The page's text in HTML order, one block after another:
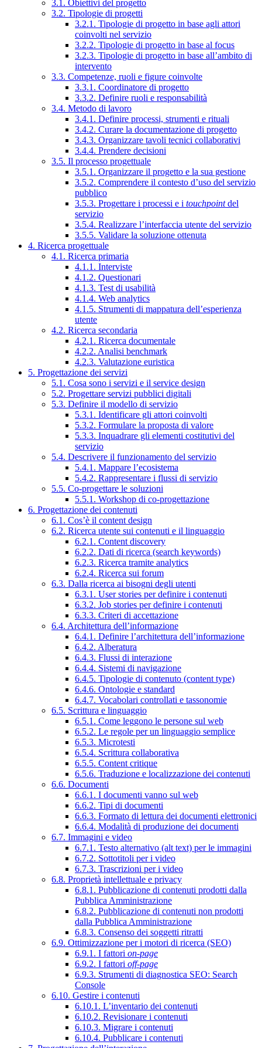
3.1. Obiettivi del progetto
3.2. Tipologie di progetti
3.2.1. Tipologie di progetto in base agli attori
coinvolti nel servizio
3.2.2. Tipologie di progetto in base al focus
3.2.3. Tipologie di progetto in base all’ambito di
intervento
3.3. Competenze, ruoli e figure coinvolte
3.3.1. Coordinatore di progetto
3.3.2. Definire ruoli e responsabilità
3.4. Metodo di lavoro
3.4.1. Definire processi, strumenti e rituali
3.4.2. Curare la documentazione di progetto
3.4.3. Organizzare tavoli tecnici collaborativi
3.4.4. Prendere decisioni
3.5. Il processo progettuale
3.5.1. Organizzare il progetto e la sua gestione
3.5.2. Comprendere il contesto d’uso del servizio
pubblico
3.5.3. Progettare i processi e i touchpointdel
servizio
3.5.4. Realizzare l’interfaccia utente del servizio
3.5.5. Validare la soluzione ottenuta
4. Ricerca progettuale
4.1. Ricerca primaria
4.1.1. Interviste
4.1.2. Questionari
4.1.3. Test di usabilità
4.1.4. Web analytics
4.1.5. Strumenti di mappatura dell’esperienza
utente
4.2. Ricerca secondaria
4.2.1. Ricerca documentale
4.2.2. Analisi benchmark
4.2.3. Valutazione euristica
5. Progettazione dei servizi
5.1. Cosa sono i servizi e il service design
5.2. Progettare servizi pubblici digitali
5.3. Definire il modello di servizio
5.3.1. Identificare gli attori coinvolti
5.3.2. Formulare la proposta di valore
5.3.3. Inquadrare gli elementi costitutivi del
servizio
5.4. Descrivere il funzionamento del servizio
5.4.1. Mappare l’ecosistema
5.4.2. Rappresentare i flussi di servizio
5.5. Co-progettare le soluzioni
5.5.1. Workshop di co-progettazione
6. Progettazione dei contenuti
6.1. Cos’è il content design
6.2. Ricerca utente sui contenuti e il linguaggio
6.2.1. Content discovery
6.2.2. Dati di ricerca (search keywords)
6.2.3. Ricerca tramite analytics
6.2.4. Ricerca sui forum
6.3. Dalla ricerca ai bisogni degli utenti
6.3.1. User stories per definire i contenuti
6.3.2. Job stories per definire i contenuti
6.3.3. Criteri di accettazione
6.4. Architettura dell’informazione
6.4.1. Definire l’architettura dell’informazione
6.4.2. Alberatura
6.4.3. Flussi di interazione
6.4.4. Sistemi di navigazione
6.4.5. Tipologie di contenuto (content type)
6.4.6. Ontologie e standard
6.4.7. Vocabolari controllati e tassonomie
6.5. Scrittura e linguaggio
6.5.1. Come leggono le persone sul web
6.5.2. Le regole per un linguaggio semplice
6.5.3. Microtesti
6.5.4. Scrittura collaborativa
6.5.5. Content critique
6.5.6. Traduzione e localizzazione dei contenuti
6.6. Documenti
6.6.1. I documenti vanno sul web
6.6.2. Tipi di documenti
6.6.3. Formato di lettura dei documenti elettronici
6.6.4. Modalità di produzione dei documenti
6.7. Immagini e video
6.7.1. Testo alternativo (alt text) per le immagini
6.7.2. Sottotitoli per i video
6.7.3. Trascrizioni per i video
6.8. Proprietà intellettuale e privacy
6.8.1. Pubblicazione di contenuti prodotti dalla
Pubblica Amministrazione
6.8.2. Pubblicazione di contenuti non prodotti
dalla Pubblica Amministrazione
6.8.3. Consenso dei soggetti ritratti
6.9. Ottimizzazione per i motori di ricerca (SEO)
6.9.1. I fattori on-page
6.9.2. I fattori off-page
6.9.3. Strumenti di diagnostica SEO: Search
Console
6.10. Gestire i contenuti
6.10.1. L’inventario dei contenuti
6.10.2. Revisionare i contenuti
6.10.3. Migrare i contenuti
6.10.4. Pubblicare i contenuti